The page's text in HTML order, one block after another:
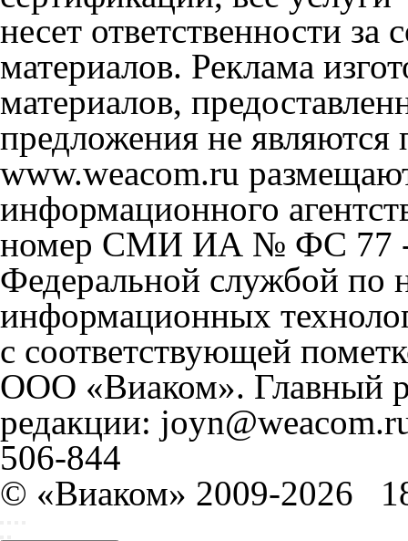
несет ответственности
материалов. Реклама
материалов,
предложения не
www.weacom.ru
информационного
номер СМИ ИА № ФС 77 -
Федеральной службой по
информационных
с соответствующей
ООО «Виаком». Главный
редакции:
506-844
© «Виаком» 2009-2026